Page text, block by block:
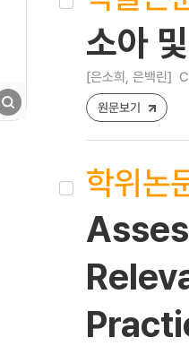
소아
[은소희, 은백린]
원문보기
학위논